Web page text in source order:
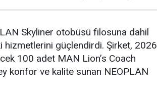
Skyliner otobüsü filosuna dahil
güçlendirdi. Şirket, 2026
100 adet MAN Lion’s Coach
konfor ve kalite sunan NEOPLAN